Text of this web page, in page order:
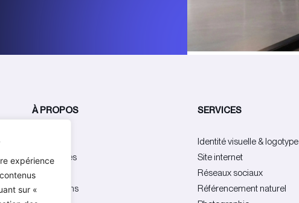
expérience
sur «
À PROPOS
Références
Équipe
Publications
SERVICES
Identité visuelle & logotype
Site internet
Réseaux sociaux
Référencement naturel